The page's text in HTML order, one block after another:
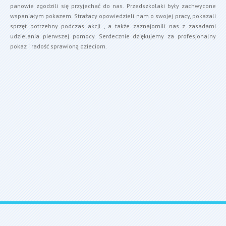
panowie zgodzili się przyjechać do nas. Przedszkolaki były zachwycone
wspaniałym pokazem. Strażacy opowiedzieli nam o swojej pracy, pokazali
sprzęt potrzebny podczas akcji , a także zaznajomili nas z zasadami
udzielania pierwszej pomocy. Serdecznie dziękujemy za profesjonalny
pokaz i radość sprawioną dzieciom.